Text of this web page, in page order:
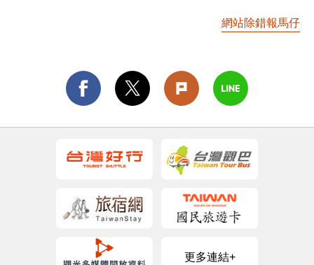
網站除錯報馬仔
更多連結+